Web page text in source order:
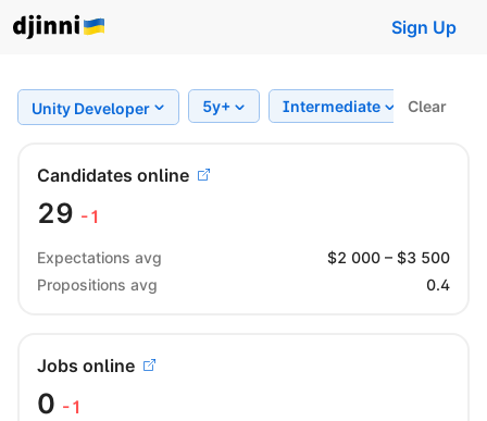
Sign Up
Unity Developer 5y+ Intermediate Region
Clear
Candidates online
29 -1
Expectations avg $2 000 – $3 500
Propositions avg
0.4
Jobs online
0 -1